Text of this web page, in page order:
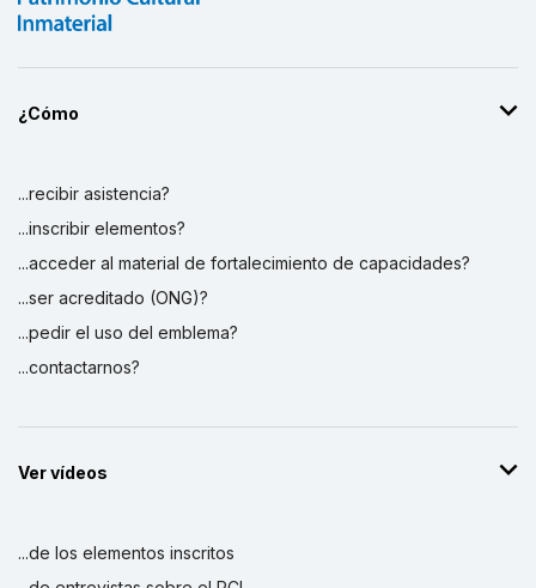
¿Cómo
...recibir asistencia?
...inscribir elementos?
...acceder al material de fortalecimiento de capacidades?
...ser acreditado (ONG)?
...pedir el uso del emblema?
...contactarnos?
Ver vídeos
...de los elementos inscritos